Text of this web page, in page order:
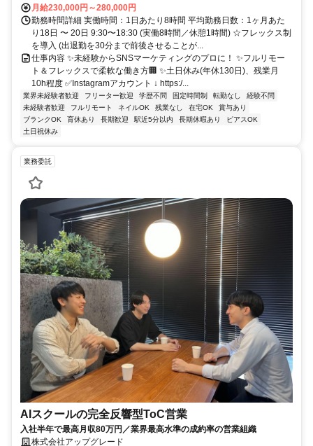
月給230,000円～280,000円
勤務時間詳細 実働時間：1日あたり8時間 平均勤務日数：1ヶ月あた
り18日 〜 20日 9:30〜18:30 (実働8時間／休憩1時間) ☆フレックス制
を導入 (出退勤を30分まで前後させることが...
仕事内容 ✨未経験からSNSマーケティングのプロに！ ✨フルリモー
ト＆フレックスで柔軟な働き方🏢 ✨土日休み(年休130日)、残業月
10h程度 ✅Instagramアカウント ↓ https:/...
業界未経験者歓迎 フリーター歓迎 学歴不問 固定時間制 転勤なし
経験不問
未経験者歓迎
フルリモート ネイルOK 残業なし 在宅OK
賞与あり
ブランクOK
育休あり 長期歓迎 駅近5分以内 長期休暇あり
ピアスOK
土日祝休み
業務委託
AIスクールの完全反響型ToC営業
入社半年で最高月収80万円／業界最高水準の成約率の営業組織
株式会社アップグレード